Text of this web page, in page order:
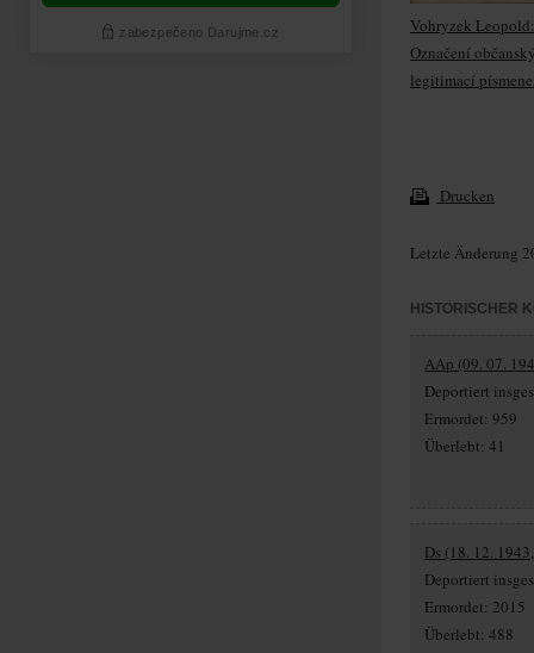
Vohryzek Leopold:
Označení
legitimací
Drucken
Letzte Änderung
HISTORISCHER
AAp (09. 07.
Deportiert
Ermordet: 959
Überlebt: 41
Ds (18. 12.
Deportiert
Ermordet: 2015
Überlebt: 488